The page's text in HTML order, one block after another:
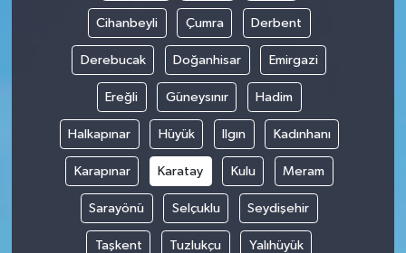
Cihanbeyli Çumra Derbent
Derebucak Doğanhisar Emirgazi
Ereğli Güneysınır Hadim
Halkapınar Hüyük Ilgın Kadınhanı
Karapınar Karatay Kulu Meram
Sarayönü Selçuklu Seydişehir
Taşkent Tuzlukçu Yalıhüyük